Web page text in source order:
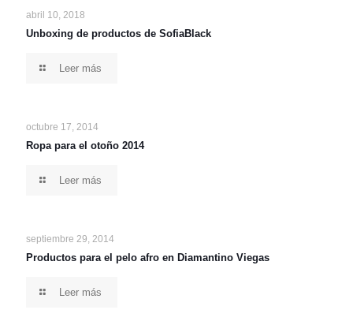
abril 10, 2018
Unboxing de productos de SofiaBlack
Leer más
octubre 17, 2014
Ropa para el otoño 2014
Leer más
septiembre 29, 2014
Productos para el pelo afro en Diamantino Viegas
Leer más